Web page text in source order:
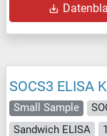
SOCS3 ELISA
Small Sample
Sandwich ELISA